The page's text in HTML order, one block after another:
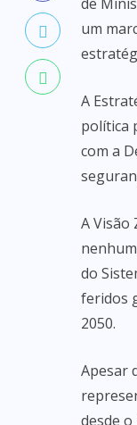
um
A
política
com a
A Visão
do
feridos
2050.
Apesar
desde